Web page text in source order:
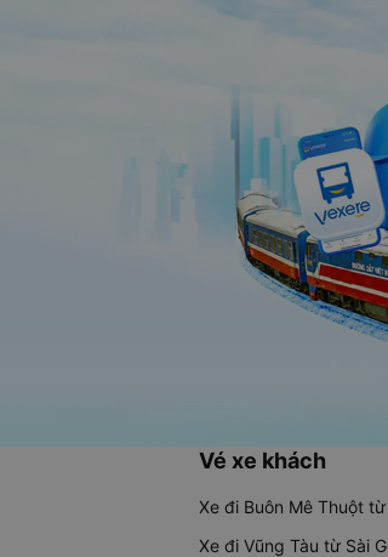
Vé xe khách
Xe đi Buôn Mê Thuột từ
Xe đi Vũng Tàu từ Sài